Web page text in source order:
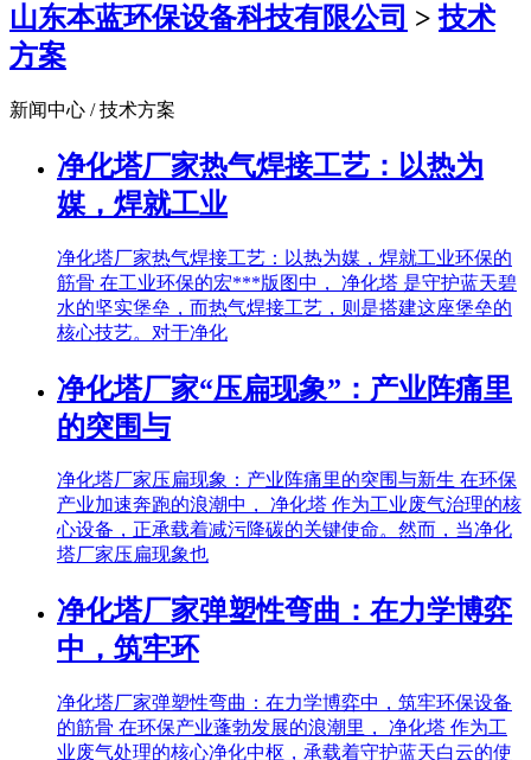
山东本蓝环保设备科技有限公司 >技术
方案
新闻中心 / 技术方案
净化塔厂家热气焊接工艺：以热为
媒，焊就工业
净化塔厂家热气焊接工艺：以热为媒，焊就工业环保的
筋骨 在工业环保的宏***版图中， 净化塔 是守护蓝天碧
水的坚实堡垒，而热气焊接工艺，则是搭建这座堡垒的
核心技艺。对于净化
净化塔厂家“压扁现象”：产业阵痛里
的突围与
净化塔厂家压扁现象：产业阵痛里的突围与新生 在环保
产业加速奔跑的浪潮中， 净化塔 作为工业废气治理的核
心设备，正承载着减污降碳的关键使命。然而，当净化
塔厂家压扁现象也
净化塔厂家弹塑性弯曲：在力学博弈
中，筑牢环
净化塔厂家弹塑性弯曲：在力学博弈中，筑牢环保设备
的筋骨 在环保产业蓬勃发展的浪潮里， 净化塔 作为工
业废气处理的核心净化中枢，承载着守护蓝天白云的使